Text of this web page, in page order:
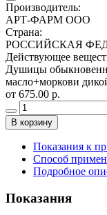
Производитель:
АРТ-ФАРМ ООО
Страна:
РОССИЙСКАЯ
Действующее
Душицы
масло+моркови
от 675.00 р.
В корзину
Показания к
Способ
Подробное
Показания